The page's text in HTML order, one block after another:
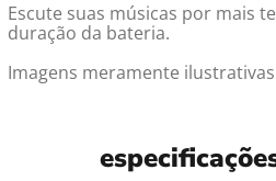
Escute suas músicas por mais
duração da bateria.
Imagens meramente